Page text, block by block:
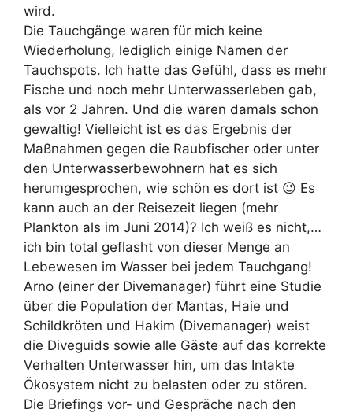
wird.
Die Tauchgänge waren für mich keine
Wiederholung, lediglich einige Namen der
Tauchspots. Ich hatte das Gefühl, dass es mehr
Fische und noch mehr Unterwasserleben gab,
als vor 2 Jahren. Und die waren damals schon
gewaltig! Vielleicht ist es das Ergebnis der
Maßnahmen gegen die Raubfischer oder unter
den Unterwasserbewohnern hat es sich
herumgesprochen, wie schön es dort ist 😉 Es
kann auch an der Reisezeit liegen (mehr
Plankton als im Juni 2014)? Ich weiß es nicht,…
ich bin total geflasht von dieser Menge an
Lebewesen im Wasser bei jedem Tauchgang!
Arno (einer der Divemanager) führt eine Studie
über die Population der Mantas, Haie und
Schildkröten und Hakim (Divemanager) weist
die Diveguids sowie alle Gäste auf das korrekte
Verhalten Unterwasser hin, um das Intakte
Ökosystem nicht zu belasten oder zu stören.
Die Briefings vor- und Gespräche nach den